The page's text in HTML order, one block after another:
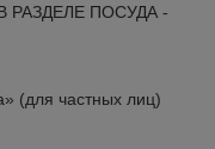
ПОСУДА -
(для частных лиц)